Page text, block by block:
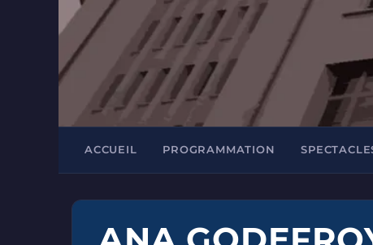
ACCUEIL PROGRAMMATION